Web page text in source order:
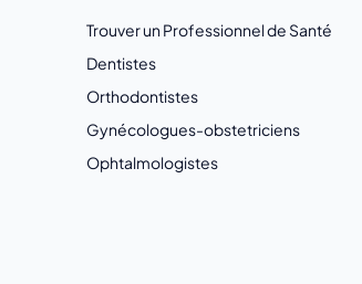
Trouver un Professionnel de Santé
Dentistes
Orthodontistes
Gynécologues-obstetriciens
Ophtalmologistes